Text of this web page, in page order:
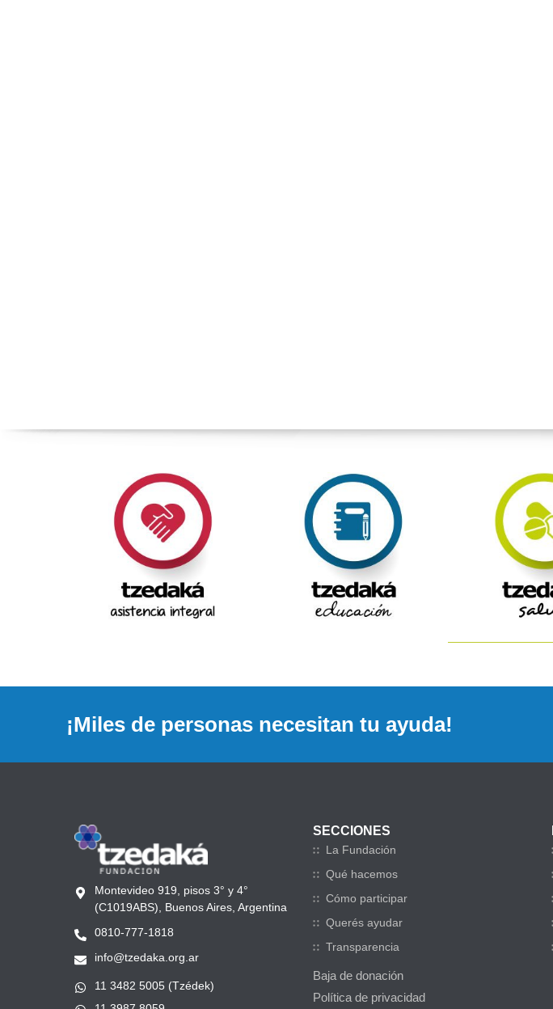
¡Miles de personas necesitan tu ayuda!
Montevideo 919, pisos 3° y 4°
(C1019ABS), Buenos Aires, Argentina
0810-777-1818
info@tzedaka.org.ar
11 3482 5005 (Tzédek)
SECCIONES
La Fundación
Qué hacemos
Cómo participar
Querés ayudar
Transparencia
Baja de donación
Política de privacidad